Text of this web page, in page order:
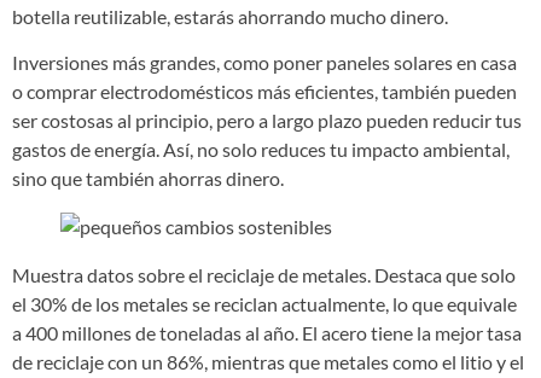
botella reutilizable, estarás ahorrando mucho dinero.
Inversiones más grandes, como poner paneles solares en casa
o comprar electrodomésticos más eficientes, también pueden
ser costosas al principio, pero a largo plazo pueden reducir tus
gastos de energía. Así, no solo reduces tu impacto ambiental,
sino que también ahorras dinero.
Muestra datos sobre el reciclaje de metales. Destaca que solo
el 30% de los metales se reciclan actualmente, lo que equivale
a 400 millones de toneladas al año. El acero tiene la mejor tasa
de reciclaje con un 86%, mientras que metales como el litio y el